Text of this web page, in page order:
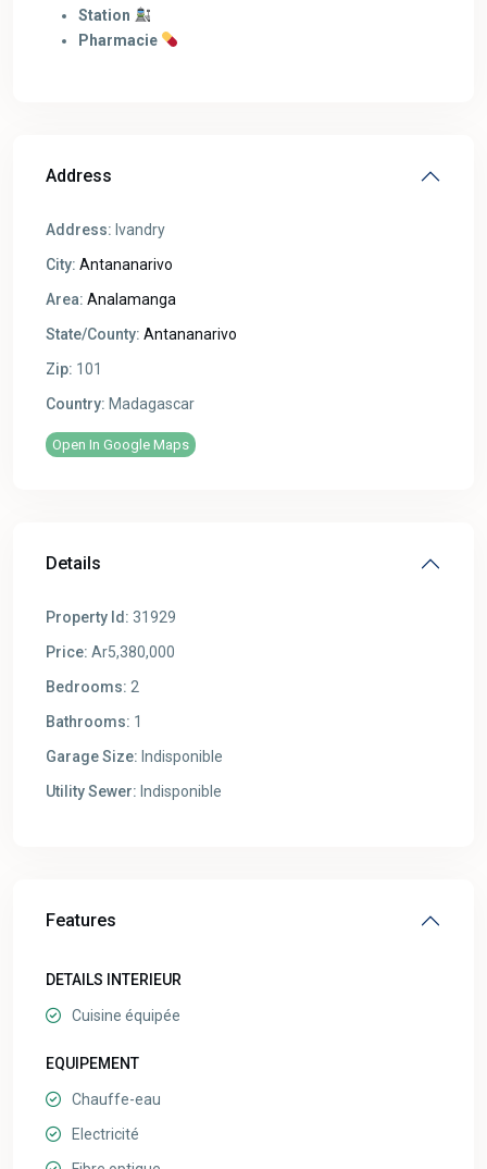
Station
Pharmacie
Address
Address: Ivandry
City: Antananarivo
Area: Analamanga
State/County: Antananarivo
Zip: 101
Country: Madagascar
Open In Google Maps
Details
Property Id: 31929
Price: Ar5,380,000
Bedrooms: 2
Bathrooms: 1
Garage Size: Indisponible
Utility Sewer: Indisponible
Features
DETAILS INTERIEUR
Cuisine équipée
EQUIPEMENT
Chauffe-eau
Electricité